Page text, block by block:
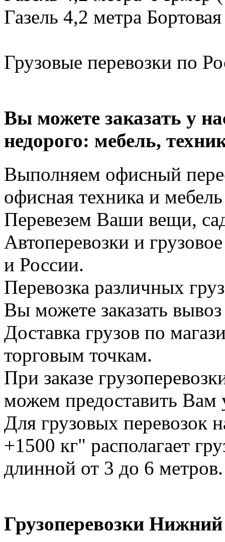
Газель 4,2 метра
Грузовые перевозки по
Вы можете заказать у
недорого: мебель,
Выполняем офисный
офисная техника и
Перевезем Ваши вещи,
Автоперевозки и
и России.
Перевозка различных
Вы можете заказать
Доставка грузов по
торговым точкам.
При заказе
можем предоставить Вам
Для грузовых перевозок
+1500 кг" располагает
длинной от 3 до 6 метров.
Грузоперевозки